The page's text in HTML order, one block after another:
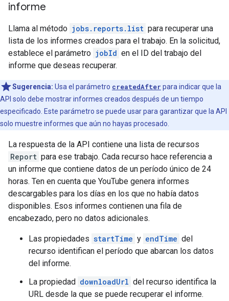
informe
Llama al método jobs.reports.list para recuperar una
lista de los informes creados para el trabajo. En la solicitud,
establece el parámetro jobId en el ID del trabajo del
informe que deseas recuperar.
Sugerencia: Usa el parámetro createdAfter para indicar que la
API solo debe mostrar informes creados después de un tiempo
especificado. Este parámetro se puede usar para garantizar que la API
solo muestre informes que aún no hayas procesado.
La respuesta de la API contiene una lista de recursos
Report para ese trabajo. Cada recurso hace referencia a
un informe que contiene datos de un período único de 24
horas. Ten en cuenta que YouTube genera informes
descargables para los días en los que no había datos
disponibles. Esos informes contienen una fila de
encabezado, pero no datos adicionales.
Las propiedades startTime y endTime del
recurso identifican el período que abarcan los datos
del informe.
La propiedad downloadUrl del recurso identifica la
URL desde la que se puede recuperar el informe.